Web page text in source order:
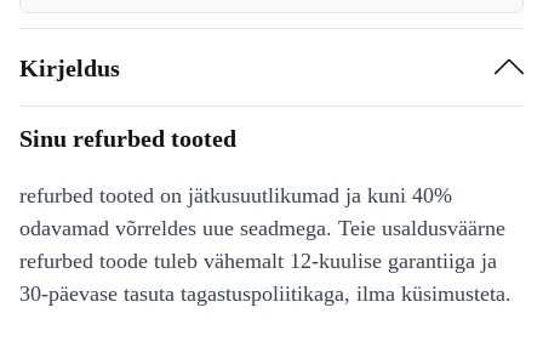
Kirjeldus
Sinu refurbed tooted
refurbed tooted on jätkusuutlikumad ja kuni 40%
odavamad võrreldes uue seadmega. Teie usaldusväärne
refurbed toode tuleb vähemalt 12-kuulise garantiiga ja
30-päevase tasuta tagastuspoliitikaga, ilma küsimusteta.